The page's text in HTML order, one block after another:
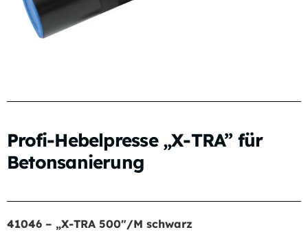
Profi-Hebelpresse „X-TRA” für
Betonsanierung
41046 – „X-TRA 500″/M schwarz